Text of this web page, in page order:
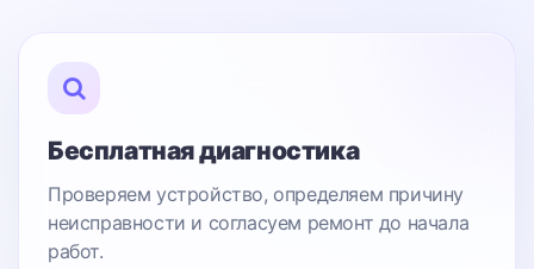
Бесплатная диагностика
Проверяем устройство, определяем причину
неисправности и согласуем ремонт до начала
работ.